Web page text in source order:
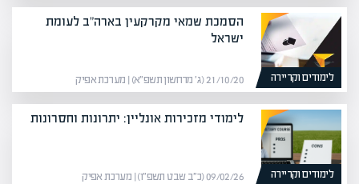
לימודים וקריירה
הסמכת שמאי מקרקעין בארה"ב לעומת
ישראל
21/10/20 (ג׳ מרחשון תשפ״א) | מערכת אפיק
לימודים וקריירה
לימודי מזכירות אונליין: יתרונות וחסרונות
09/02/26 (כ״ב שבט תשפ״ו) | מערכת אפיק